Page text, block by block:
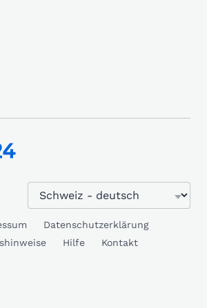
Datenschutzerklärung
Hilfe Kontakt